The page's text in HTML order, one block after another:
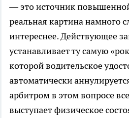
— это источник
реальная картина намного
интереснее. Действующее
устанавливает ту самую
которой водительское
автоматически
арбитром в этом вопросе
выступает физическое